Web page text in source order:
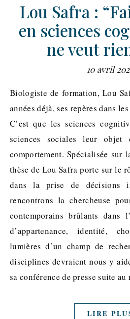
Lou Safra :
en sciences
ne veut
10 avril
Biologiste de formation, Lou Safra a, depuis quelques
années déjà, ses repères dans
C’est que les sciences
sciences sociales leur
comportement. Spécialisée sur
thèse de Lou Safra porte sur le
dans la prise de décisions
rencontrons la chercheuse
contemporains brûlants dans
d’appartenance, identité,
lumières d’un champ de
disciplines devraient nous y
sa conférence de presse suite
LIRE